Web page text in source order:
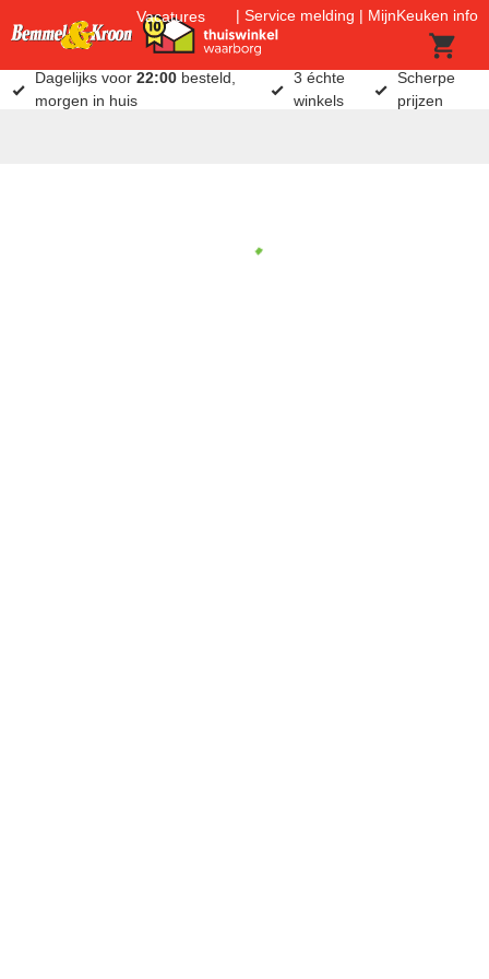
Vacatures Service melding MijnKeuken info
Dagelijks voor22:00 besteld,
morgen in huis
3 échte
winkels
Scherpe
prijzen